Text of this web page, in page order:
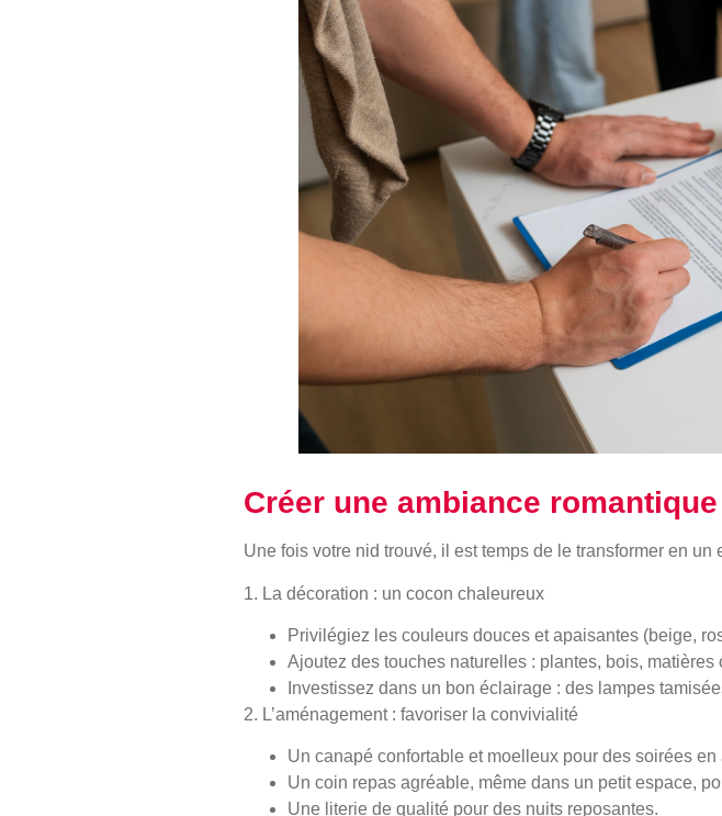
Créer une ambiance
Une fois votre nid trouvé, il est temps de le transformer en
1. La décoration : un cocon chaleureux
Privilégiez les couleurs douces et apaisantes (beige,
Ajoutez des touches naturelles : plantes, bois,
Investissez dans un bon éclairage : des lampes
2. L’aménagement : favoriser la convivialité
Un canapé confortable et moelleux pour des soirées en
Un coin repas agréable, même dans un petit espace,
Une literie de qualité pour des nuits reposantes.